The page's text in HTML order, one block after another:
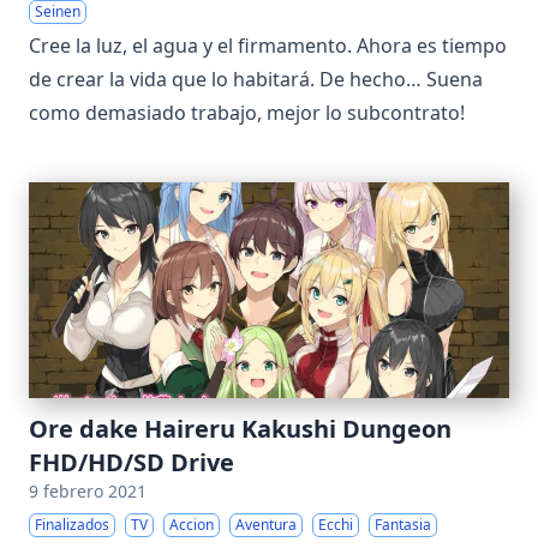
Seinen
Cree la luz, el agua y el firmamento. Ahora es tiempo
de crear la vida que lo habitará. De hecho… Suena
como demasiado trabajo, mejor lo subcontrato!
Ore dake Haireru Kakushi Dungeon
FHD/HD/SD Drive
9 febrero 2021
Finalizados TV Accion Aventura Ecchi Fantasia